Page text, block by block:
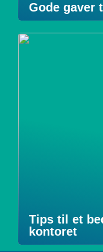
Gode gaver
Tips til et
kontoret